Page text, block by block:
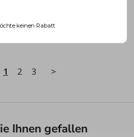
quality love them
1 2 3 >
Ihnen gefallen
keinen Rabatt